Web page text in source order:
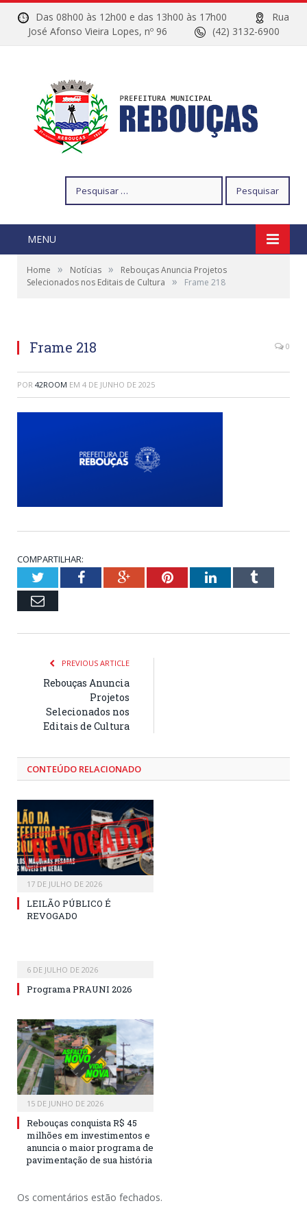
Das 08h00 às 12h00 e das 13h00 às 17h00
Rua
José Afonso Vieira Lopes, nº 96
(42) 3132-6900
por:
MENU
Home » Notícias »
Rebouças Anuncia Projetos
Selecionados nos Editais de Cultura
» Frame 218
Frame 218 0
POR 42ROOM EM 4 DE JUNHO DE 2025
COMPARTILHAR:
TwitterFacebookGoogle+PinterestLinkedInTumblr
Email
PREVIOUS ARTICLE
Rebouças Anuncia
Projetos
Selecionados nos
Editais de Cultura
CONTEÚDO RELACIONADO
17 DE JULHO DE 2026
LEILÃO PÚBLICO É
REVOGADO
6 DE JULHO DE 2026
Programa PRAUNI 2026
15 DE JUNHO DE 2026
Rebouças conquista R$ 45
milhões em investimentos e
anuncia o maior programa de
pavimentação de sua história
Os comentários estão fechados.